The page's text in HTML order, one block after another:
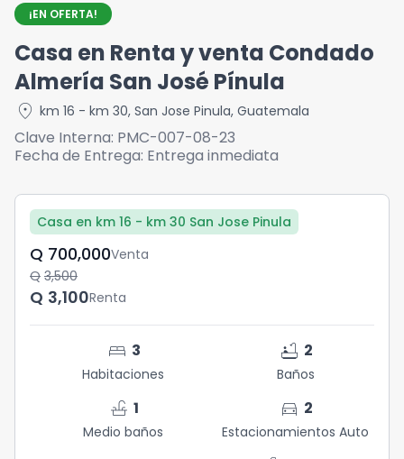
¡EN OFERTA!
Casa en Renta y venta Condado
Almería San José Pínula
location_on km 16 - km 30, San Jose Pinula, Guatemala
Clave Interna: PMC-007-08-23
Fecha de Entrega: Entrega inmediata
Casa en km 16 - km 30 San Jose Pinula
Q	700,000Venta
Q	3,500
Q	3,100Renta
bed 3
Habitaciones
bathtub 2
Baños
faucet 1
Medio baños
directions_car 2
Estacionamientos Auto